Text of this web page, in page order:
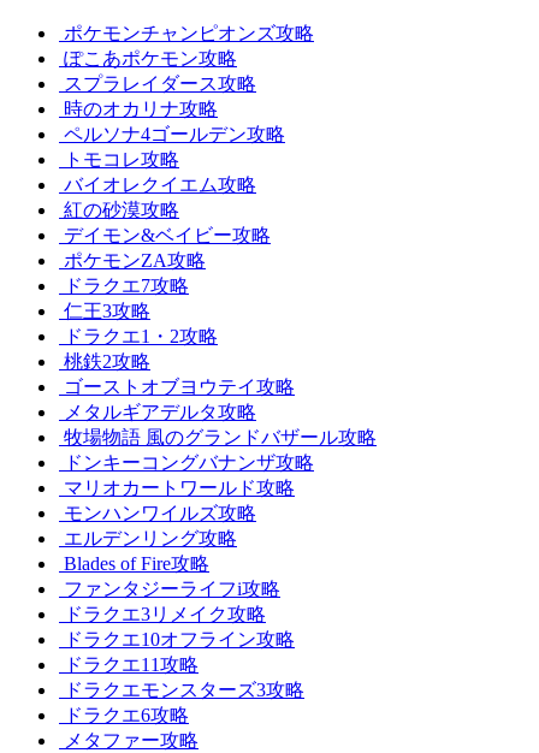
ポケモンチャンピオンズ攻略
ぽこあポケモン攻略
スプラレイダース攻略
時のオカリナ攻略
ペルソナ4ゴールデン攻略
トモコレ攻略
バイオレクイエム攻略
紅の砂漠攻略
デイモン&ベイビー攻略
ポケモンZA攻略
ドラクエ7攻略
仁王3攻略
ドラクエ1・2攻略
桃鉄2攻略
ゴーストオブヨウテイ攻略
メタルギアデルタ攻略
牧場物語 風のグランドバザール攻略
ドンキーコングバナンザ攻略
マリオカートワールド攻略
モンハンワイルズ攻略
エルデンリング攻略
Blades of Fire攻略
ファンタジーライフi攻略
ドラクエ3リメイク攻略
ドラクエ10オフライン攻略
ドラクエ11攻略
ドラクエモンスターズ3攻略
ドラクエ6攻略
メタファー攻略